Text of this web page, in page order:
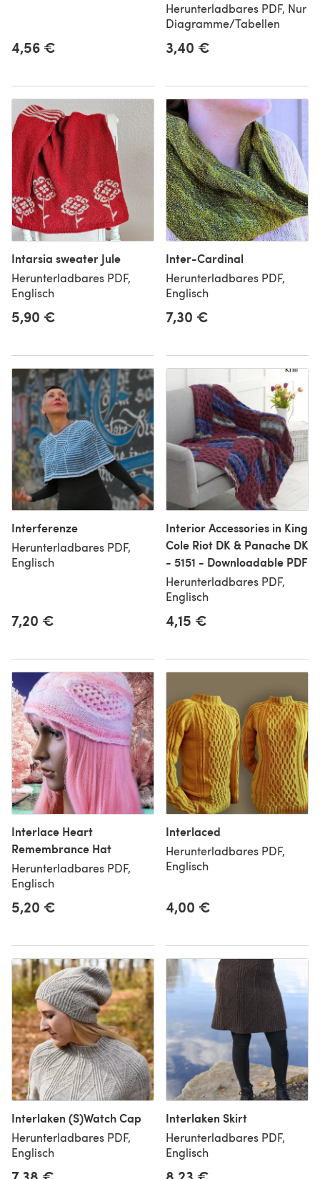
4,56 €
Herunterladbares PDF, Nur
Diagramme/Tabellen
3,40 €
Intarsia sweater Jule
Herunterladbares PDF,
Englisch
5,90 €
Inter-Cardinal
Herunterladbares PDF,
Englisch
7,30 €
Interferenze
Herunterladbares PDF,
Englisch
7,20 €
Interior Accessories in King
Cole Riot DK & Panache DK
- 5151 - Downloadable PDF
Herunterladbares PDF,
Englisch
4,15 €
Interlace Heart
Remembrance Hat
Herunterladbares PDF,
Englisch
5,20 €
Interlaced
Herunterladbares PDF,
Englisch
4,00 €
Interlaken (S)Watch Cap
Herunterladbares PDF,
Englisch
Interlaken Skirt
Herunterladbares PDF,
Englisch